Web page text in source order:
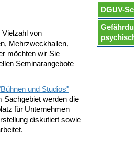
von
Mehrzweckhallen,
möchten wir Sie
Seminarangebote
und Studios"
werden die
für Unternehmen
diskutiert sowie
DGUV-